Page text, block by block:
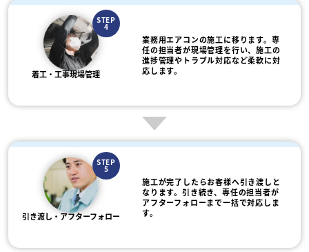
STEP
4
着工・工事現場管理
業務用エアコンの施工に移ります。専
任の担当者が現場管理を行い、施工の
進捗管理やトラブル対応など柔軟に対
応します。
STEP
5
引き渡し・アフターフォロー
施工が完了したらお客様へ引き渡しと
なります。引き続き、専任の担当者が
アフターフォローまで一括で対応しま
す。